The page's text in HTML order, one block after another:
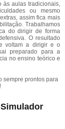
às aulas tradicionais,
ou mesmo
assim fica mais
Trabalhamos
do dirigir de forma
O resultado
voltam a dirigir e o
preparado para a
no ensino teórico e
sempre prontos para